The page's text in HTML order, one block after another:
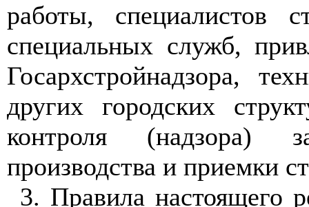
работы, специалистов
специальных служб,
Госархстройнадзора,
других городских
контроля (надзора)
производства и приемки
3. Правила настоящего